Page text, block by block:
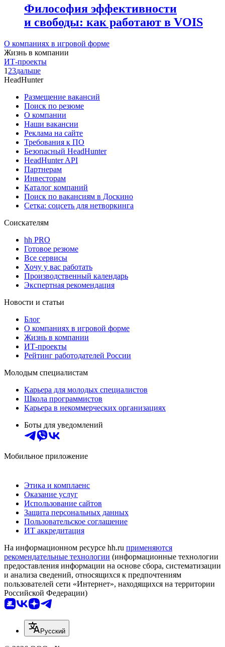
Философия эффективности
и свободы: как работают в VOIS
О компаниях в игровой форме
Жизнь в компании
ИТ-проекты
1 23дальше
HeadHunter
Размещение вакансий
Поиск по резюме
О компании
Наши вакансии
Реклама на сайте
Требования к ПО
Безопасный HeadHunter
HeadHunter API
Партнерам
Инвесторам
Каталог компаний
Поиск по вакансиям в Доскино
Сетка: соцсеть для нетворкинга
Соискателям
hh PRO
Готовое резюме
Все сервисы
Хочу у вас работать
Производственный календарь
Экспертная рекомендация
Новости и статьи
Блог
О компаниях в игровой форме
Жизнь в компании
ИТ-проекты
Рейтинг работодателей России
Молодым специалистам
Карьера для молодых специалистов
Школа программистов
Карьера в некоммерческих организациях
Боты для уведомлений
Мобильное приложение
Этика и комплаенс
Оказание услуг
Использование сайтов
Защита персональных данных
Пользовательское соглашение
ИТ аккредитация
На информационном ресурсе hh.ru применяются
рекомендательные технологии (информационные технологии
предоставления информации на основе сбора, систематизации
и анализа сведений, относящихся к предпочтениям
пользователей сети «Интернет», находящихся на территории
Российской Федерации)
Русский